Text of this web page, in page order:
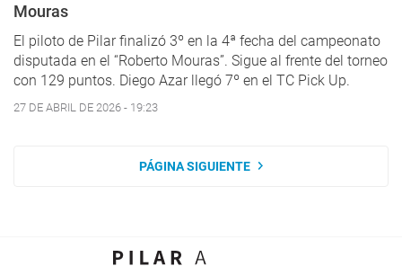
Mouras
El piloto de Pilar finalizó 3º en la 4ª fecha del campeonato
disputada en el “Roberto Mouras”. Sigue al frente del torneo
con 129 puntos. Diego Azar llegó 7º en el TC Pick Up.
27 DE ABRIL DE 2026 - 19:23
PÁGINA SIGUIENTE